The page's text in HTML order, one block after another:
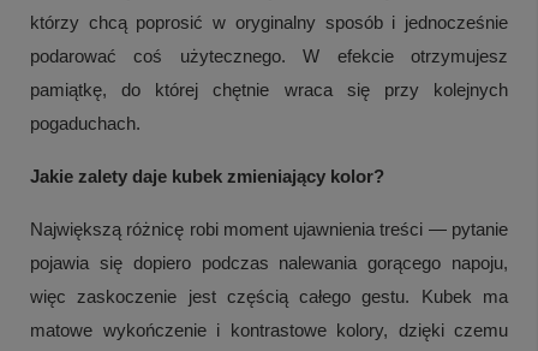
którzy chcą poprosić w oryginalny sposób i jednocześnie
podarować coś użytecznego. W efekcie otrzymujesz
pamiątkę, do której chętnie wraca się przy kolejnych
pogaduchach.
Jakie zalety daje kubek zmieniający kolor?
Największą różnicę robi moment ujawnienia treści — pytanie
pojawia się dopiero podczas nalewania gorącego napoju,
więc zaskoczenie jest częścią całego gestu. Kubek ma
matowe wykończenie i kontrastowe kolory, dzięki czemu